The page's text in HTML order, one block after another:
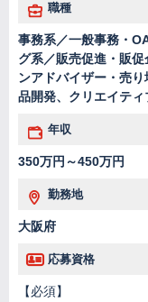
職種
事務系／一般事務・
グ系／販売促進・販
ンアドバイザー・売
品開発、クリエイテ
年収
350万円～450万円
勤務地
大阪府
応募資格
【必須】